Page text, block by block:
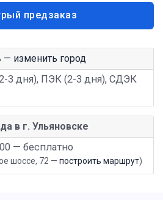
предзаказ
— изменить город
3 дня), ПЭК (2-3 дня), СДЭК
в г. Ульяновске
— бесплатно
шоссе, 72 — построить маршрут)